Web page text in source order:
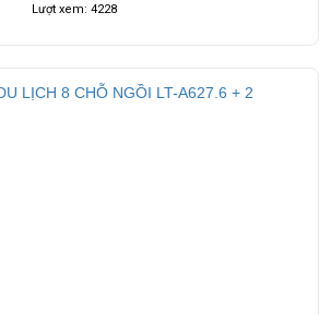
Lượt xem: 4228